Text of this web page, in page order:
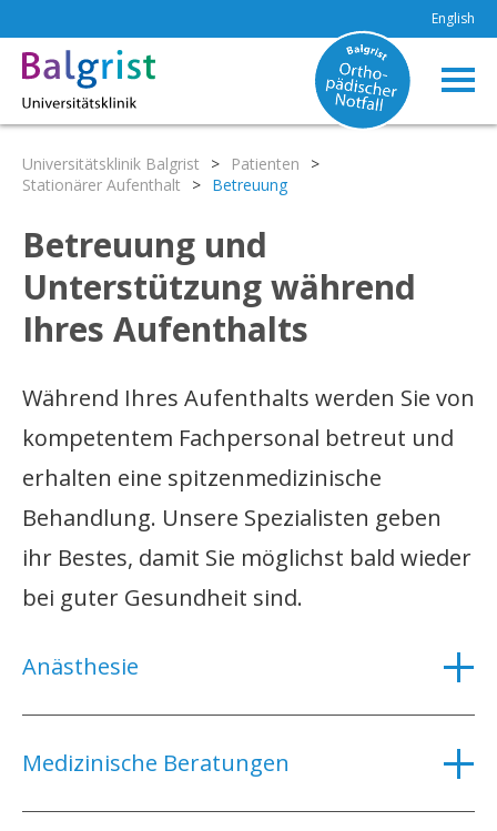
English
Universitätsklinik Balgrist > Patienten
>
Stationärer Aufenthalt
> Betreuung
Betreuung und
Unterstützung während
Ihres Aufenthalts
Während Ihres Aufenthalts werden Sie von
kompetentem Fachpersonal betreut und
erhalten eine spitzenmedizinische
Behandlung. Unsere Spezialisten geben
ihr Bestes, damit Sie möglichst bald wieder
bei guter Gesundheit sind.
Anästhesie
Medizinische Beratungen